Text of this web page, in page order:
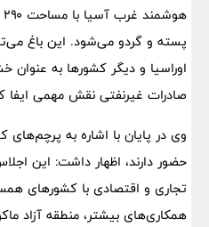
پسته و گردو می‌شود. این باغ
اوراسیا و دیگر کشورها به
صادرات غیرنفتی نقش مهمی ایفا
وی در پایان با اشاره به
حضور دارند، اظهار داشت: این
تجاری و اقتصادی با کشورهای
همکاری‌های بیشتر، منطقه آزاد